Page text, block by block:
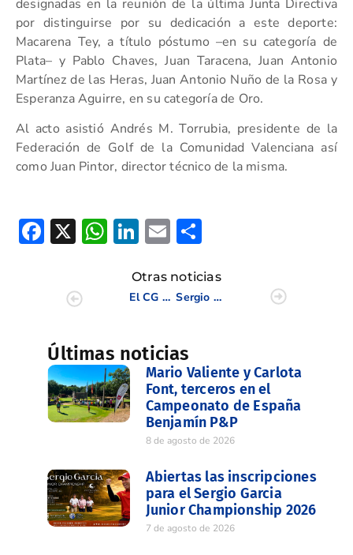
designadas en la reunión de la última Junta Directiva
por distinguirse por su dedicación a este deporte:
Macarena Tey, a título póstumo –en su categoría de
Plata– y Pablo Chaves, Juan Taracena, Juan Antonio
Martínez de las Heras, Juan Antonio Nuño de la Rosa y
Esperanza Aguirre, en su categoría de Oro.
Al acto asistió Andrés M. Torrubia, presidente de la
Federación de Golf de la Comunidad Valenciana así
como Juan Pintor, director técnico de la misma.
Facebook
X WhatsApp
LinkedIn
Email
Otras noticias
El CG Escorpión acogió la Ryder Juvenil 2012
Sergio García cierra la temporada con una impresionante victoria en Asia
Últimas noticias
Mario Valiente y Carlota
Font, terceros en el
Campeonato de España
Benjamín P&P
8 de agosto de 2026
Abiertas las inscripciones
para el Sergio Garcia
Junior Championship 2026
7 de agosto de 2026